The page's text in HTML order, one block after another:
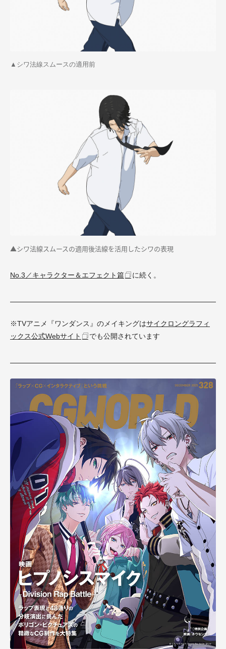
▲シワ法線スムースの適用前
▲シワ法線スムースの適用後法線を活用したシワの表現
No.3／キャラクター＆エフェクト篇 に続く。
※TVアニメ『ワンダンス』のメイキングはサイクロングラフィ
ックス公式Webサイト
でも公開されています